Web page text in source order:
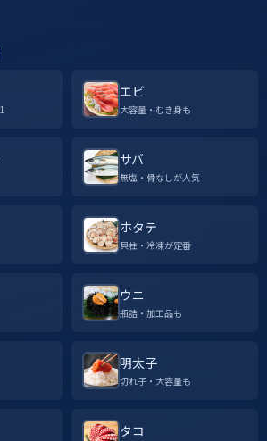
エビ
大容量・むき身も
サバ
無塩・骨なしが人気
ホタテ
貝柱・冷凍が定番
ウニ
瓶詰・加工品も
明太子
切れ子・大容量も
タコ